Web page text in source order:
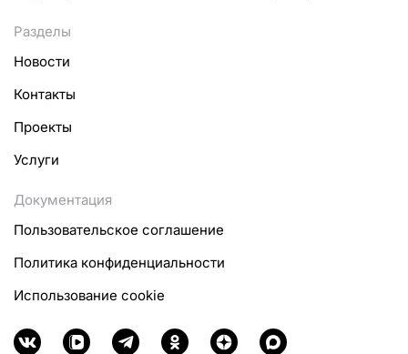
Разделы
Новости
Контакты
Проекты
Услуги
Документация
Пользовательское соглашение
Политика конфиденциальности
Использование cookie